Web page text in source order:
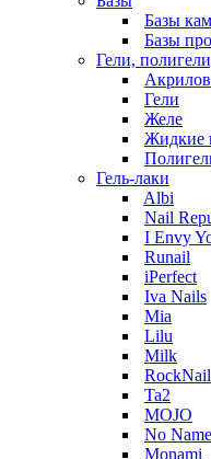
Базы
Базы
Гели,
Гели
Желе
Жидкие
Гель-лаки
Albi
Nail
I Envy
Runail
iPerfect
Iva Nails
Mia
Lilu
Milk
RockNail
Ta2
MOJO
No Name
Monami